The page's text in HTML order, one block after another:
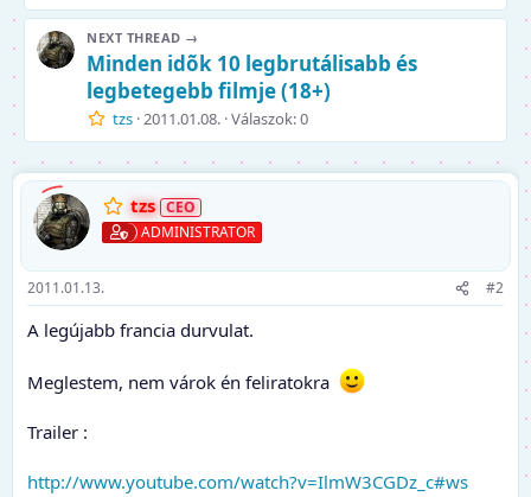
NEXT THREAD →
Minden idõk 10 legbrutálisabb és
legbetegebb filmje (18+)
tzs 2011.01.08. Válaszok: 0
tzs
ADMINISTRATOR
2011.01.13. #2
A legújabb francia durvulat.
Meglestem, nem várok én feliratokra
Trailer :
http://www.youtube.com/watch?v=IlmW3CGDz_c#ws